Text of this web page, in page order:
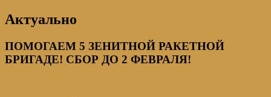
Актуально
ПОМОГАЕМ 5 ЗЕНИТНОЙ РАКЕТНОЙ
БРИГАДЕ! СБОР ДО 2 ФЕВРАЛЯ!